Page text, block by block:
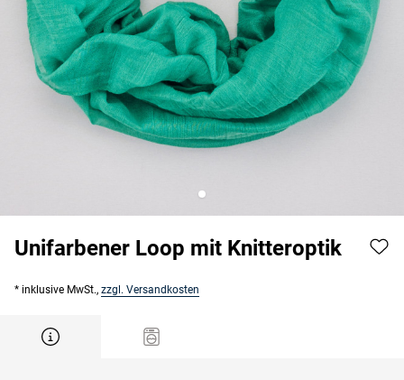
Unifarbener Loop mit Knitteroptik
* inklusive MwSt., zzgl. Versandkosten